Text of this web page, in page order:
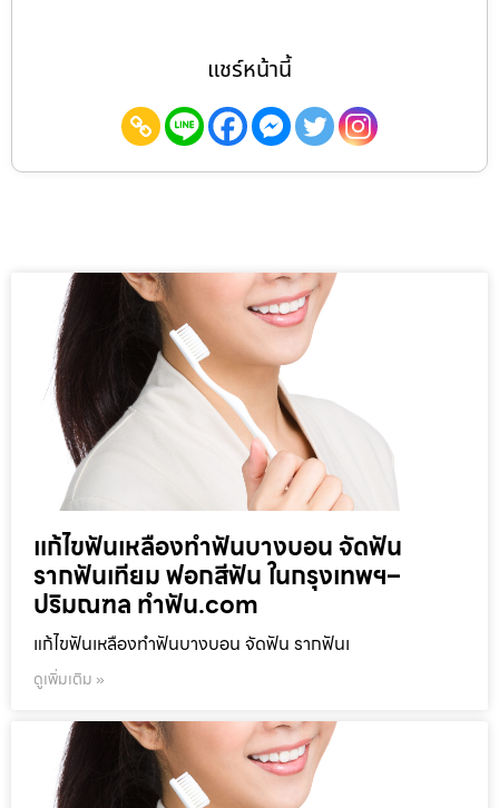
แชร์หน้านี้
แก้ไขฟันเหลืองทำฟันบางบอน จัดฟัน
รากฟันเทียม ฟอกสีฟัน ในกรุงเทพฯ–
ปริมณฑล ทำฟัน.com
แก้ไขฟันเหลืองทำฟันบางบอน จัดฟัน รากฟันเ
ดูเพิ่มเติม »